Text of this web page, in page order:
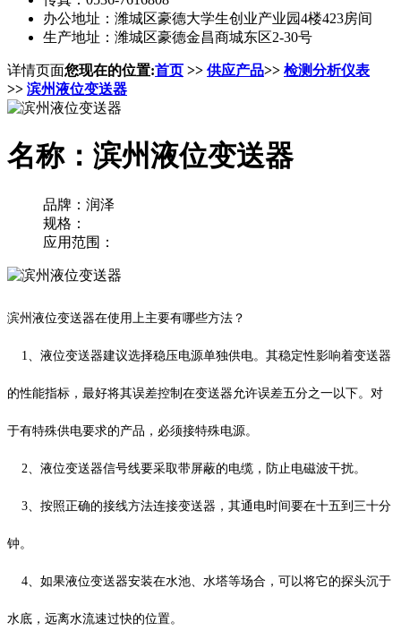
办公地址：潍城区豪德大学生创业产业园4楼423房间
生产地址：潍城区豪德金昌商城东区2-30号
详情页面您现在的位置:首页 >> 供应产品>> 检测分析仪表
>> 滨州液位变送器
名称：滨州液位变送器
品牌：润泽
规格：
应用范围：
滨州液位变送器在使用上主要有哪些方法？
1、液位变送器建议选择稳压电源单独供电。其稳定性影响着变送器
的性能指标，最好将其误差控制在变送器允许误差五分之一以下。对
于有特殊供电要求的产品，必须接特殊电源。
2、液位变送器信号线要采取带屏蔽的电缆，防止电磁波干扰。
3、按照正确的接线方法连接变送器，其通电时间要在十五到三十分
钟。
4、如果液位变送器安装在水池、水塔等场合，可以将它的探头沉于
水底，远离水流速过快的位置。